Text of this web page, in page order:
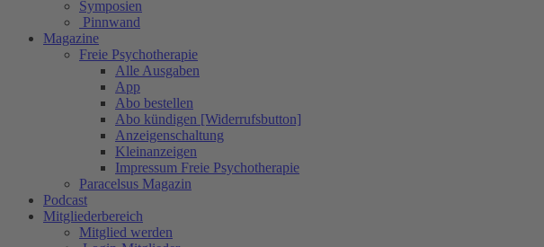
Symposien
Pinnwand
Magazine
Freie Psychotherapie
Alle Ausgaben
App
Abo bestellen
Abo kündigen [Widerrufsbutton]
Anzeigenschaltung
Kleinanzeigen
Impressum Freie Psychotherapie
Paracelsus Magazin
Podcast
Mitgliederbereich
Mitglied werden